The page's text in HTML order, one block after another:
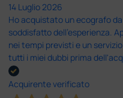
14 Luglio 2026
Ho acquistato un ecografo
soddisfatto dell'esperienza.
nei tempi previsti e un
tutti i miei dubbi prima
Acquirente verificato